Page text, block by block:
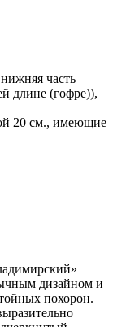
часть
длине (гофре)),
20 см., имеющие
дизайном и
похорон.